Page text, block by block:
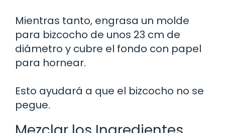
Mientras tanto, engrasa un molde
para bizcocho de unos 23 cm de
diámetro y cubre el fondo con papel
para hornear.
Esto ayudará a que el bizcocho no se
pegue.